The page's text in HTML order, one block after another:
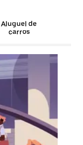
Aluguel de
carros